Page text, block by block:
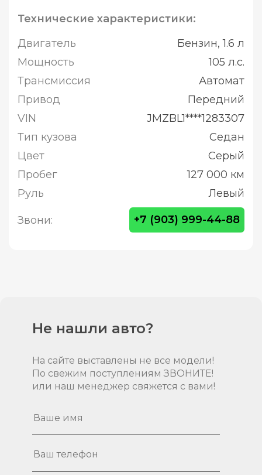
Технические характеристики:
Двигатель
Бензин, 1.6 л
Мощность
105 л.с.
Трансмиссия
Автомат
Привод
Передний
VIN
JMZBL1****1283307
Тип кузова
Седан
Цвет
Серый
Пробег
127 000 км
Руль
Левый
Звони: +7 (903) 999-44-88
Не нашли авто?
На сайте выставлены не все модели!
По свежим поступлениям ЗВОНИТЕ!
или наш менеджер свяжется с вами!